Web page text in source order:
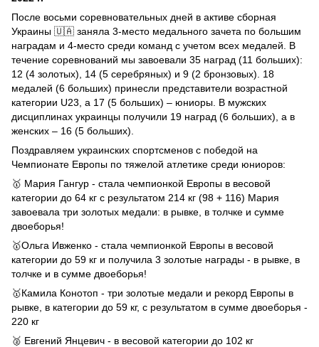
После восьми соревновательных дней в активе сборная
Украины 🇺🇦 заняла 3-место медального зачета по большим
наградам и 4-место среди команд с учетом всех медалей. В
течение соревнований мы завоевали 35 наград (11 больших):
12 (4 золотых), 14 (5 серебряных) и 9 (2 бронзовых). 18
медалей (6 больших) принесли представители возрастной
категории U23, а 17 (5 больших) – юниоры. В мужских
дисциплинах украинцы получили 19 наград (6 больших), а в
женских – 16 (5 больших).
Поздравляем украинских спортсменов с победой на
Чемпионате Европы по тяжелой атлетике среди юниоров:
🥇 Мария Гангур - стала чемпионкой Европы в весовой
категории до 64 кг с результатом 214 кг (98 + 116) Мария
завоевала три золотых медали: в рывке, в толчке и сумме
двоеборья!
🥇Ольга Ивженко - стала чемпионкой Европы в весовой
категории до 59 кг и получила 3 ​​золотые награды - в рывке, в
толчке и в сумме двоеборья!
🥇Камила Конотоп - три золотые медали и рекорд Европы в
рывке, в категории до 59 кг, с результатом в сумме двоеборья -
220 кг
🥈 Евгений Янцевич - в весовой категории до 102 кг